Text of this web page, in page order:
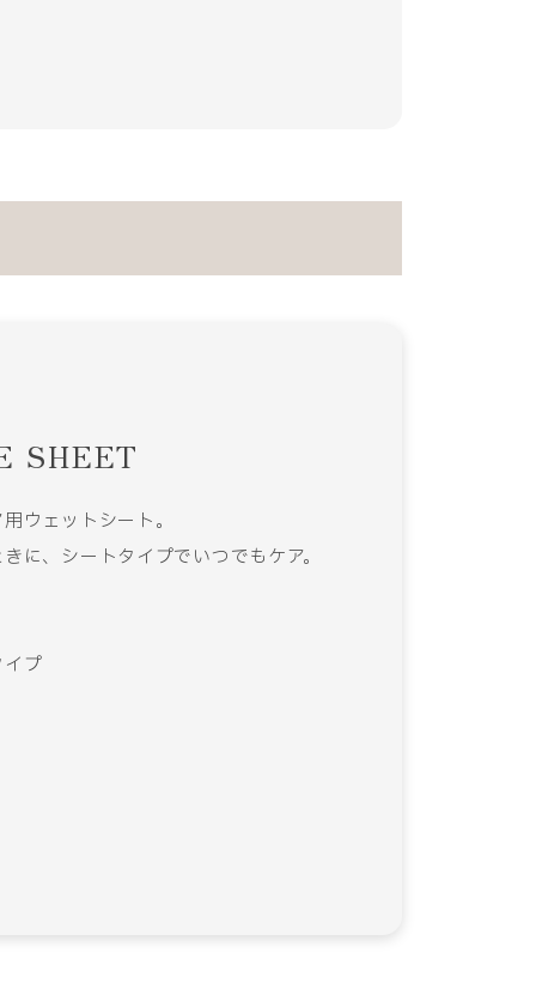
SHEET
ウェットシート。
に、シートタイプでいつでもケア。
プ